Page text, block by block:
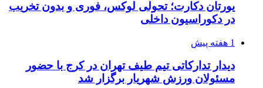
یورتان دکارت؛ تحولی لوکس، فوری و بدون تخریب
در دکوراسیون داخلی
1 هفته پیش
دیدار تدارکاتی تیم طیف تهران در کرج با حضور
مسئولان ورزش شهریار برگزار شد